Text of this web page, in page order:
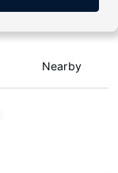
Nearby